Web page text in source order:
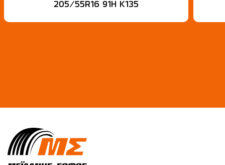
205/55R16 91H Κ135